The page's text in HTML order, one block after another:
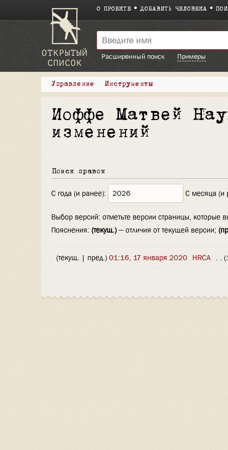
О ПРОЕКТЕ ДОБАВИТЬ ЧЕЛОВЕКА
Расширенный поиск
Примеры
Управление Инструменты
Иоффе Матвей
изменений
Поиск правок
С года (и ранее): С месяца (и
Выбор версий: отметьте версии страницы, которые
Пояснения: (текущ.)— отличия от текущей версии;
(текущ. | пред.) 01:16, 17 января 2020 HRCA . .